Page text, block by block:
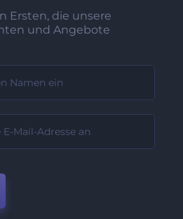
Ersten, die unsere
und Angebote